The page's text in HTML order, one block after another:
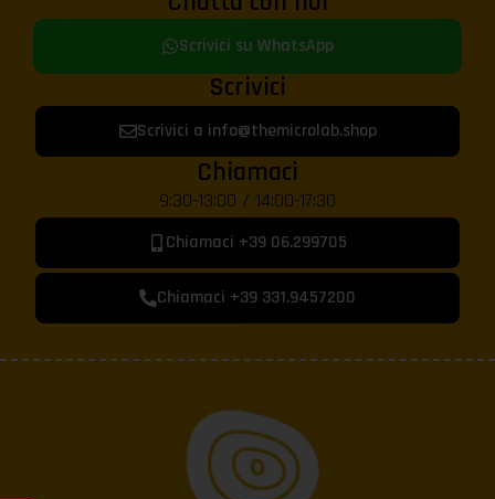
Scrivici su WhatsApp
Scrivici
Scrivici a info@themicrolab.shop
Chiamaci
9:30-13:00 / 14:00-17:30
Chiamaci +39 06.299705
Chiamaci +39 331.9457200